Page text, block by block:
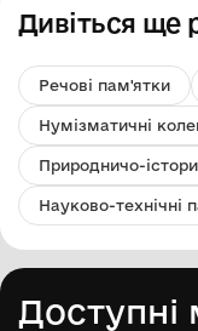
Дивіться ще
Речові пам'ятки
Нумізматичні
Природничо-
Науково-технічні
Доступні